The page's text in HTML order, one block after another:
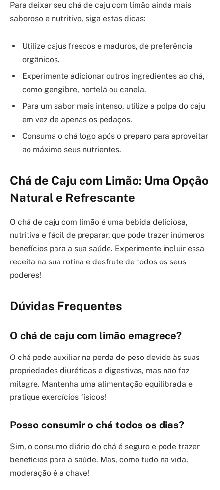
Para deixar seu chá de caju com limão ainda mais
saboroso e nutritivo, siga estas dicas:
Utilize cajus frescos e maduros, de preferência
orgânicos.
Experimente adicionar outros ingredientes ao chá,
como gengibre, hortelã ou canela.
Para um sabor mais intenso, utilize a polpa do caju
em vez de apenas os pedaços.
Consuma o chá logo após o preparo para aproveitar
ao máximo seus nutrientes.
Chá de Caju com Limão: Uma Opção
Natural e Refrescante
O chá de caju com limão é uma bebida deliciosa,
nutritiva e fácil de preparar, que pode trazer inúmeros
benefícios para a sua saúde. Experimente incluir essa
receita na sua rotina e desfrute de todos os seus
poderes!
Dúvidas Frequentes
O chá de caju com limão emagrece?
O chá pode auxiliar na perda de peso devido às suas
propriedades diuréticas e digestivas, mas não faz
milagre. Mantenha uma alimentação equilibrada e
pratique exercícios físicos!
Posso consumir o chá todos os dias?
Sim, o consumo diário do chá é seguro e pode trazer
benefícios para a saúde. Mas, como tudo na vida,
moderação é a chave!